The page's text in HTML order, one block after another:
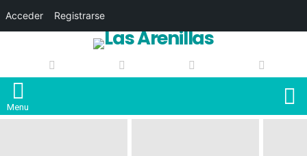
Menu
Acceder Registrarse